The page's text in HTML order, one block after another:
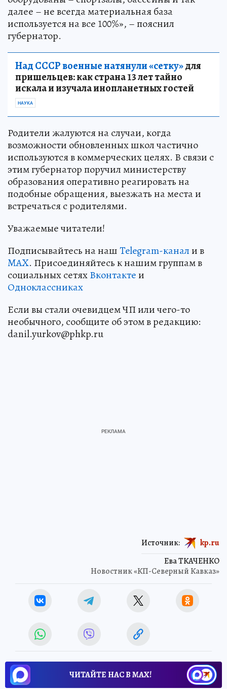
далее – не всегда материальная база
используется на все 100%», – пояснил
губернатор.
Над СССР военные натянули «сетку»для
пришельцев: как страна 13 лет тайно
искала и изучала инопланетных гостей
НАУКА
Родители жалуются на случаи, когда
возможности обновленных школ частично
используются в коммерческих целях. В связи с
этим губернатор поручил министерству
образования оперативно реагировать на
подобные обращения, выезжать на места и
встречаться с родителями.
Уважаемые читатели!
Подписывайтесь на нашTelegram-канали в
MAX. Присоединяйтесь к нашим группам в
социальных сетяхВконтактеи
Одноклассниках
Если вы стали очевидцем ЧП или чего-то
необычного, сообщите об этом в редакцию:
danil.yurkov@phkp.ru
Ева ТКАЧЕНКО
Новостник «КП-Северный Кавказ»
Источник: kp.ru
ЧИТАЙТЕ НАС В МАХ!